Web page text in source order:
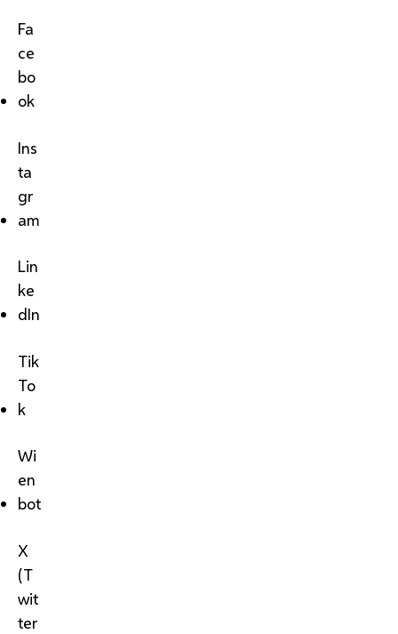
Fa
ce
bo
ok
Ins
ta
gr
am
Lin
ke
dIn
Tik
To
k
Wi
en
bot
X
(T
wit
ter